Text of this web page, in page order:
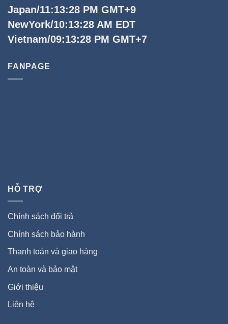
Japan/11:13:29 PM GMT+9
NewYork/10:13:29 AM EDT
Vietnam/09:13:29 PM GMT+7
FANPAGE
HỖ TRỢ
Chính sách đổi trả
Chính sách bảo hành
Thanh toán và giao hàng
An toàn và bảo mật
Giới thiệu
Liên hệ